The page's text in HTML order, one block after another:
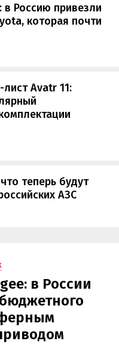
Россию привезли
которая почти
Avatr 11:
теперь будут
АЗС
в России